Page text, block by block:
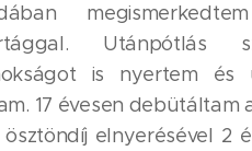
Utánpótlás
is nyertem és
17 évesen debütáltam
elnyerésével 2